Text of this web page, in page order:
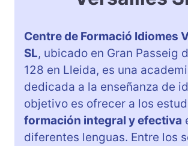
Centre de Formació Idiomes
SL, ubicado en Gran Passeig
128 en Lleida, es una
dedicada a la enseñanza de
objetivo es ofrecer a los
formación integral y efectiva
diferentes lenguas. Entre los